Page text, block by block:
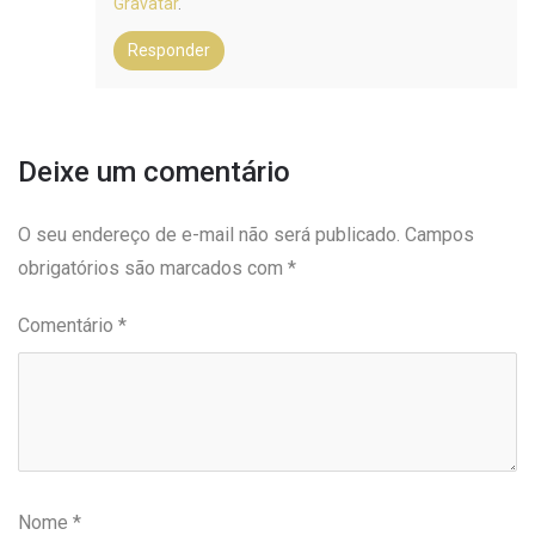
Gravatar.
Responder
Deixe um comentário
O seu endereço de e-mail não será publicado. Campos
obrigatórios são marcados com *
Comentário *
Nome *